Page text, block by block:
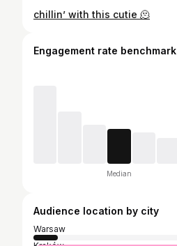
chillin’ with this cutie 🫠
Engagement rate benchmark
Median
Audience location by city
Warsaw